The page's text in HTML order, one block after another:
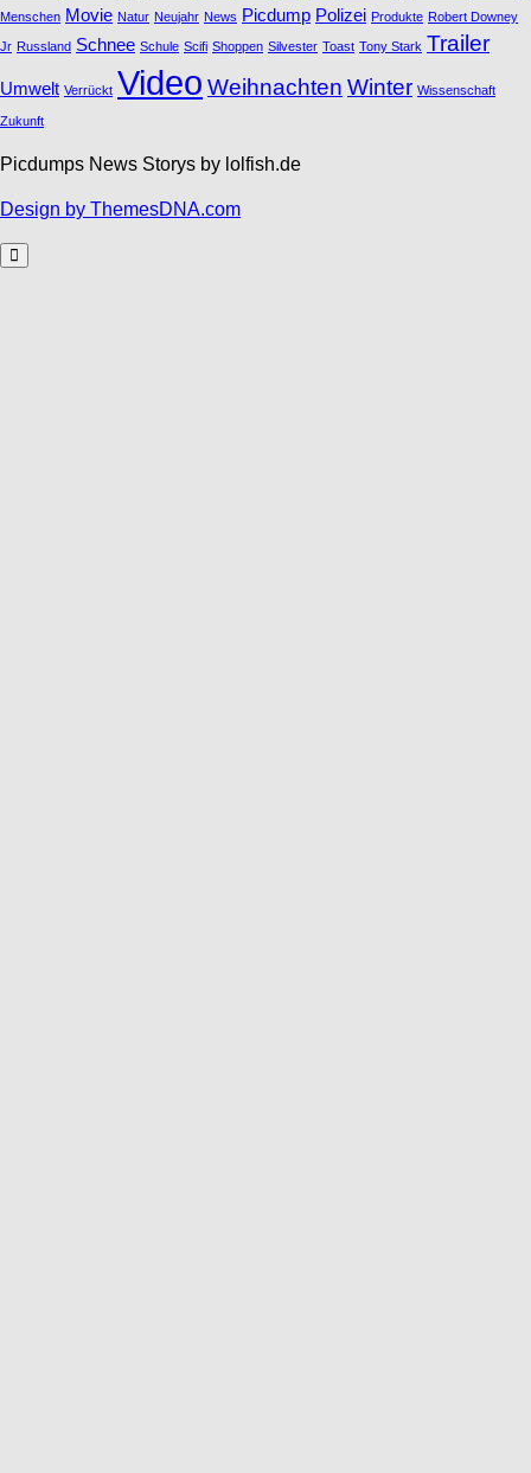
Menschen Movie Natur Neujahr News Picdump Polizei Produkte Robert Downey
Jr Russland Schnee Schule Scifi Shoppen Silvester Toast Tony Stark Trailer
Umwelt Verrückt Video Weihnachten Winter Wissenschaft
Zukunft
Picdumps News Storys by lolfish.de
Design by ThemesDNA.com